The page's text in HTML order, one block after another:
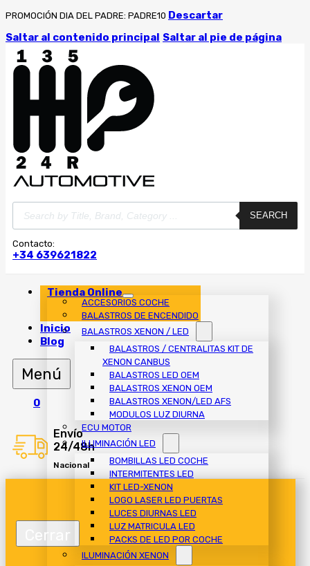
PROMOCIÓN DIA DEL PADRE: PADRE10 Descartar
Saltar al contenido principal Saltar al pie de página
Búsqueda
de
productos
SEARCH
Contacto:
+34 639621822
Tienda Online
ACCESORIOS COCHE
BALASTROS DE ENCENDIDO
BALASTROS XENON / LED
BALASTROS / CENTRALITAS KIT DE
XENON CANBUS
BALASTROS LED OEM
BALASTROS XENON OEM
BALASTROS XENON/LED AFS
MODULOS LUZ DIURNA
ECU MOTOR
ILUMINACIÓN LED
BOMBILLAS LED COCHE
INTERMITENTES LED
KIT LED-XENON
LOGO LASER LED PUERTAS
LUCES DIURNAS LED
LUZ MATRICULA LED
PACKS DE LED POR COCHE
ILUMINACIÓN XENON
Inicio
Blog
0
Envío
24/48h
Nacional